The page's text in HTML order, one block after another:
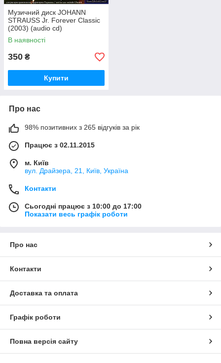
Музичний диск JOHANN
STRAUSS Jr. Forever Classic
(2003) (audio cd)
В наявності
350 ₴
Купити
Про нас
98% позитивних з 265 відгуків за рік
Працює з 02.11.2015
м. Київ
вул. Драйзера, 21, Київ, Україна
Контакти
Сьогодні працює з 10:00 до 17:00
Показати весь графік роботи
Про нас
Контакти
Доставка та оплата
Графік роботи
Повна версія сайту